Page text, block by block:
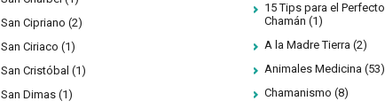
San Cipriano (2)
San Ciriaco (1)
San Cristóbal (1)
San Dimas (1)
15 Tips para el Perfecto
Chamán (1)
A la Madre Tierra (2)
Animales Medicina (53)
Chamanismo (8)